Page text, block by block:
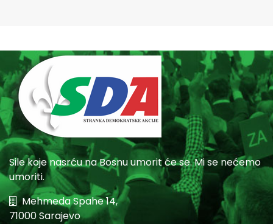
Sile koje nasrću na Bosnu umorit će se. Mi se nećemo
umoriti.
Mehmeda Spahe 14,
71000 Sarajevo